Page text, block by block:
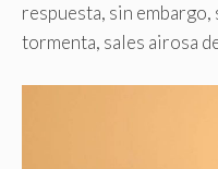
respuesta, sin embargo,
tormenta, sales airosa